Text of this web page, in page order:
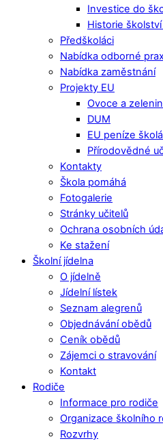
Investice do
Historie
Předškoláci
Nabídka odborné
Nabídka zaměstnání
Projekty EU
Ovoce a
DUM
EU peníze
Přírodovědné
Kontakty
Škola pomáhá
Fotogalerie
Stránky učitelů
Ochrana osobních
Ke stažení
Školní jídelna
O jídelně
Jídelní lístek
Seznam alegrenů
Objednávání obědů
Ceník obědů
Zájemci o stravování
Kontakt
Rodiče
Informace pro rodiče
Organizace školního
Rozvrhy